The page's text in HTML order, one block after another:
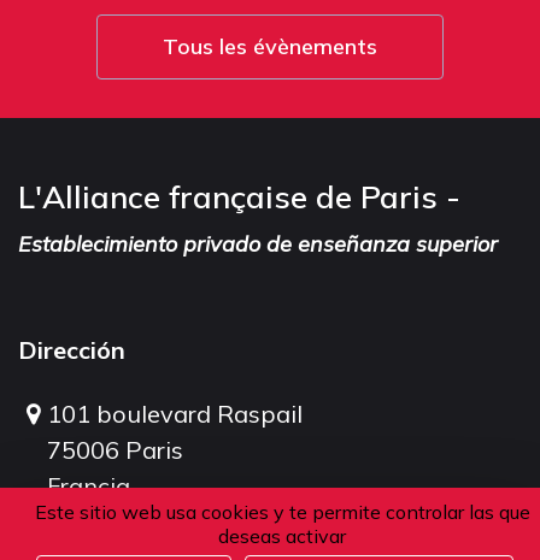
Este sitio web usa cookies y te permite controlar las que
deseas activar
Tous les évènements
L'Alliance française de Paris -
Establecimiento privado de enseñanza superior
Dirección
101 boulevard Raspail
75006 Paris
Francia